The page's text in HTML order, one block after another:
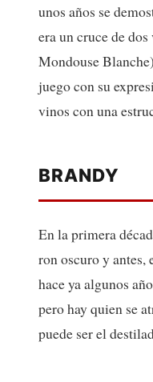
unos años se
era un cruce de
Mondouse
juego con su
vinos con una
BRANDY
En la primera
ron oscuro y antes,
hace ya algunos
pero hay quien se
puede ser el